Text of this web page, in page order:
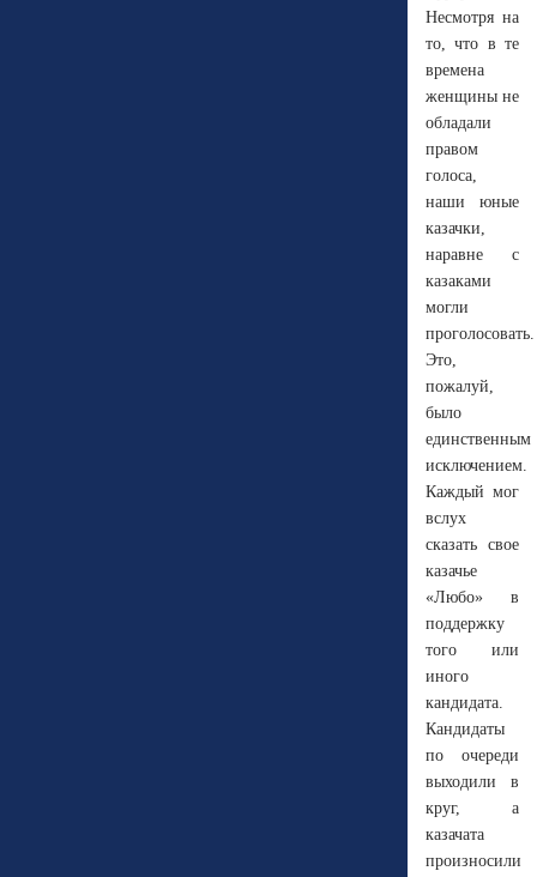
Несмотря на
то, что в те
времена
женщины не
обладали
правом
голоса,
наши юные
казачки,
наравне с
казаками
могли
проголосовать.
Это,
пожалуй,
было
единственным
исключением.
Каждый мог
вслух
сказать свое
казачье
«Любо» в
поддержку
того или
иного
кандидата.
Кандидаты
по очереди
выходили в
круг, а
казачата
произносили